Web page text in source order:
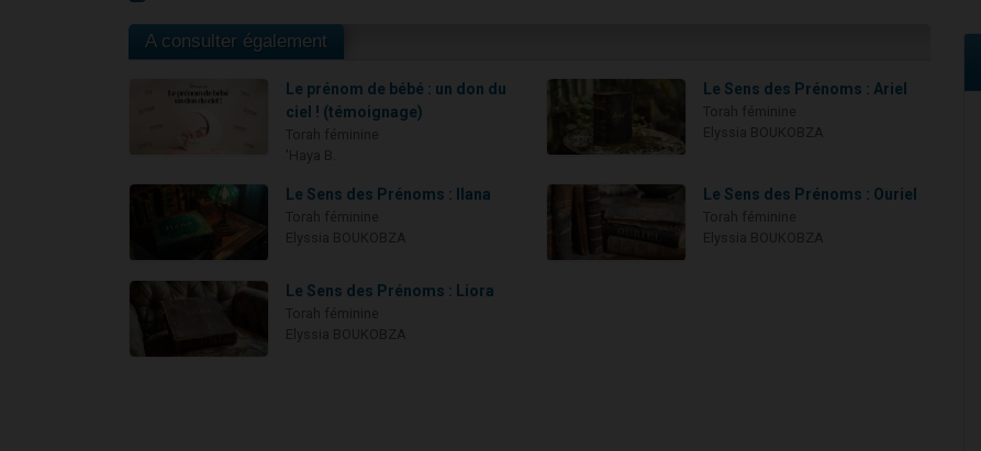
A consulter également
Le prénom de bébé : un don du
ciel ! (témoignage)
Le Sens des Prénoms : Ariel
Le Sens des Prénoms : Ilana Le Sens des Prénoms : Ouriel
Le Sens des Prénoms : Liora